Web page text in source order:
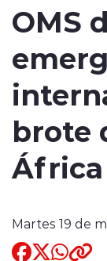
OMS
brote
África
Martes 19 de